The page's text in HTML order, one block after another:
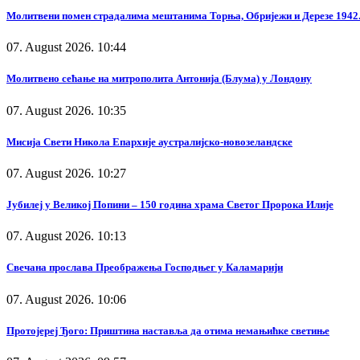
Молитвени помен страдалима мештанима Торња, Обријежи и Дерезе
07. August 2026. 10:44
Молитвено сећање на митрополита Антонија (Блума) у Лондону
07. August 2026. 10:35
Мисија Свети Никола Епархије аустралијско-новозеландске
07. August 2026. 10:27
Јубилеј у Великој Попини – 150 година храма Светог Пророка Илије
07. August 2026. 10:13
Свечана прослава Преображења Господњег у Каламарији
07. August 2026. 10:06
Протојереј Ђого: Приштина наставља да отима немањићке светиње